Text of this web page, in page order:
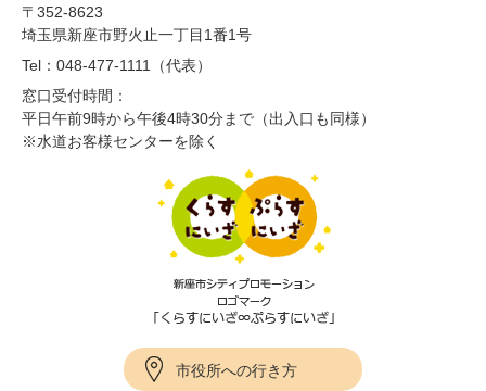
〒352-8623
埼玉県新座市野火止一丁目1番1号
Tel：048-477-1111（代表）
窓口受付時間：
平日午前9時から午後4時30分まで（出入口も同様）
※水道お客様センターを除く
市役所への行き方